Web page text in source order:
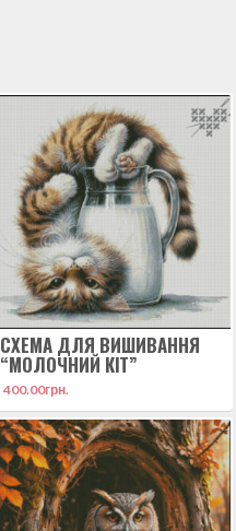
СХЕМА ДЛЯ ВИШИВАННЯ
“МОЛОЧНИЙ КІТ”
400.00грн.